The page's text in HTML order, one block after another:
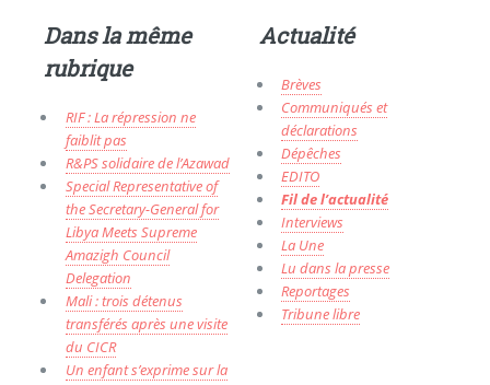
Dans la même
rubrique
RIF : La répression ne
faiblit pas
R&PS solidaire de l’Azawad
Special Representative of
the Secretary-General for
Libya Meets Supreme
Amazigh Council
Delegation
Mali : trois détenus
transférés après une visite
du CICR
Un enfant s’exprime sur la
Actualité
Brèves
Communiqués et
déclarations
Dépêches
EDITO
Fil de l’actualité
Interviews
La Une
Lu dans la presse
Reportages
Tribune libre